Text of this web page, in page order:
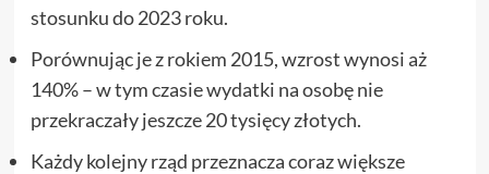
stosunku do 2023 roku.
Porównując je z rokiem 2015, wzrost wynosi aż
140% – w tym czasie wydatki na osobę nie
przekraczały jeszcze 20 tysięcy złotych.
Każdy kolejny rząd przeznacza coraz większe